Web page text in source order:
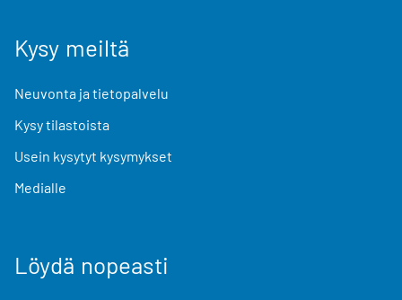
Kysy meiltä
Neuvonta ja tietopalvelu
Kysy tilastoista
Usein kysytyt kysymykset
Medialle
Löydä nopeasti